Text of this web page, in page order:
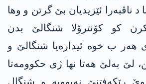
د ناڤبەرا ئێزیدیان بێ گرتن و وھا
کو کۆنترۆلا شنگالێ بدن
ھەر ب خوە ئیدارەیا شنگالێ و
لێ بەلێ ھەتا نھا ژی حکوومەتا
وێ رێکەفتنێ نەبوویە و شنگال